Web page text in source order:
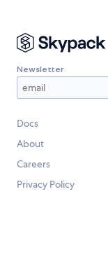
Newsletter
Docs
About
Careers
Privacy Policy